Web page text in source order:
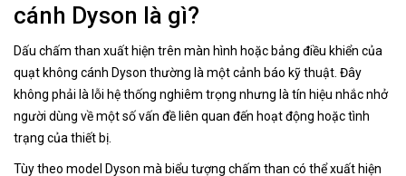
cánh Dyson là gì?
Dấu chấm than xuất hiện trên màn hình hoặc bảng điều khiển của
quạt không cánh Dyson thường là một cảnh báo kỹ thuật. Đây
không phải là lỗi hệ thống nghiêm trọng nhưng là tín hiệu nhắc nhở
người dùng về một số vấn đề liên quan đến hoạt động hoặc tình
trạng của thiết bị.
Tùy theo model Dyson mà biểu tượng chấm than có thể xuất hiện